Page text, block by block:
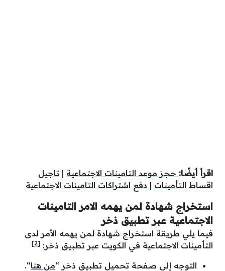
اقرأ أيضًا: حجز موعد التامينات الاجتماعية | تاجيل
اقساط التأمينات | دفع اشتراكات التامينات الاجتماعية
استخراج شهادة لمن يهمه الامر التامينات
الاجتماعية عبر تطبيق ذخر
فيما يلي طريقة استخراج شهادة لمن يهمه الأمر لدى
التأمينات الاجتماعية في الكويت عبر تطبيق ذخر: [2]
التوجه إلى صفحة تحميل تطبيق ذخر “من هنا“.